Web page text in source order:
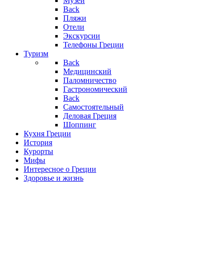
Back
Пляжи
Отели
Экскурсии
Телефоны Греции
Туризм
Back
Медицинский
Паломничество
Гастрономический
Back
Самостоятельный
Деловая Греция
Шоппинг
Кухня Греции
История
Курорты
Мифы
Интересное о Греции
Здоровье и жизнь